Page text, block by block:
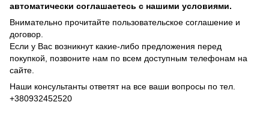
автоматически соглашаетесь с нашими условиями.
Внимательно прочитайте пользовательское соглашение и
договор.
Если у Вас возникнут какие-либо предложения перед
покупкой, позвоните нам по всем доступным телефонам на
сайте.
Наши консультанты ответят на все ваши вопросы по тел.
+380932452520